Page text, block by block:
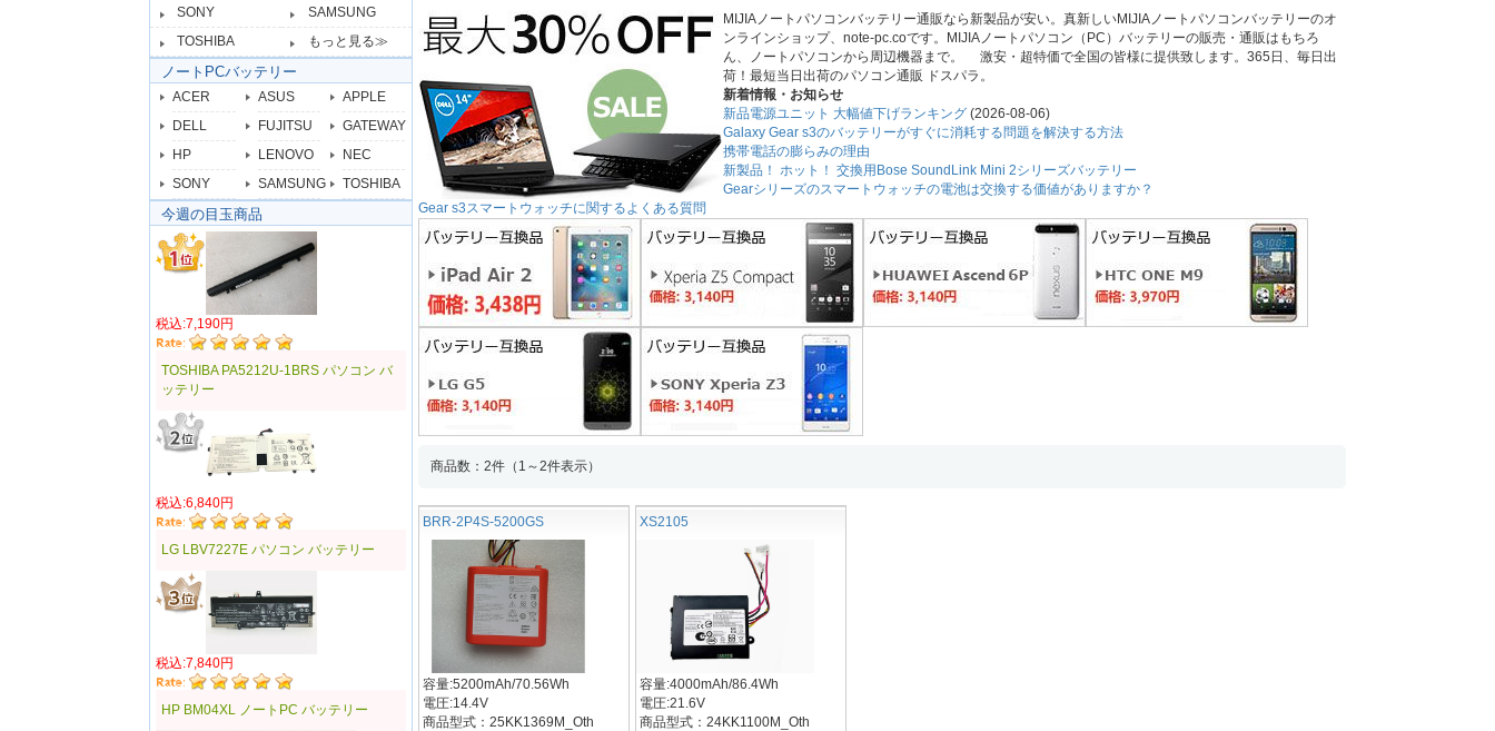
SONY
SAMSUNG
TOSHIBA
もっと見る≫
ノートPCバッテリー
ACER ASUS
APPLE
DELL
FUJITSU
GATEWAY
HP
LENOVO
NEC
SONY
SAMSUNG TOSHIBA
今週の目玉商品
税込:7,190円
TOSHIBA PA5212U-1BRS パソコン バ
ッテリー
税込:6,840円
LG LBV7227E パソコン バッテリー
税込:7,840円
HP BM04XL ノートPC バッテリー
MIJIAノートパソコンバッテリー通販なら新製品が安い。真新しいMIJIAノートパソコンバッテリーのオ
ンラインショップ、note-pc.coです。MIJIAノートパソコン（PC）バッテリーの販売・通販はもちろ
ん、ノートパソコンから周辺機器まで。 激安・超特価で全国の皆様に提供致します。365日、毎日出
荷！最短当日出荷のパソコン通販 ドスパラ。
新着情報・お知らせ
新品電源ユニット 大幅値下げランキング(2026-08-06)
Galaxy Gear s3のバッテリーがすぐに消耗する問題を解決する方法
携帯電話の膨らみの理由
新製品！ ホット！ 交換用Bose SoundLink Mini 2シリーズバッテリー
Gearシリーズのスマートウォッチの電池は交換する価値がありますか？
Gear s3スマートウォッチに関するよくある質問
商品数：2件（1～2件表示）
BRR-2P4S-5200GS
容量:5200mAh/70.56Wh
電圧:14.4V
商品型式：25KK1369M_Oth
XS2105
容量:4000mAh/86.4Wh
電圧:21.6V
商品型式：24KK1100M_Oth